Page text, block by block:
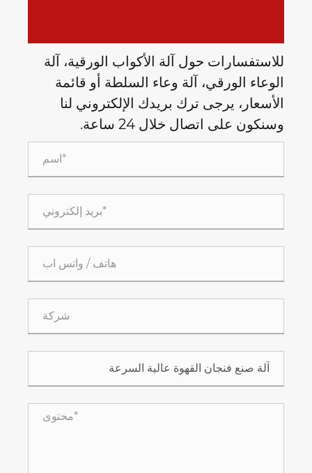
للاستفسارات حول آلة الأكواب الورقية، آلة
الوعاء الورقي، آلة وعاء السلطة أو قائمة
الأسعار، يرجى ترك بريدك الإلكتروني لنا
وسنكون على اتصال خلال 24 ساعة.